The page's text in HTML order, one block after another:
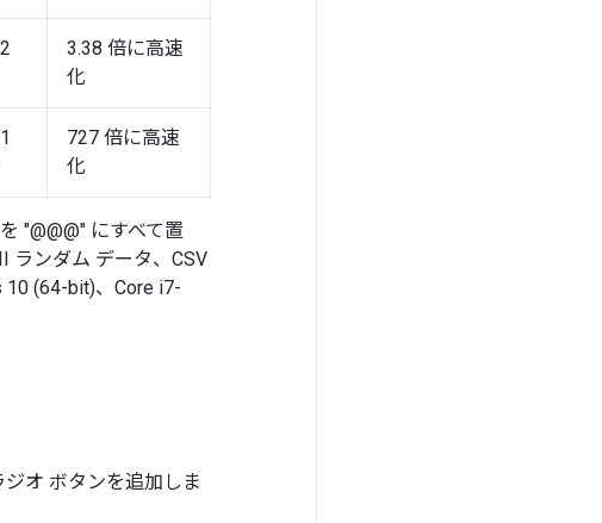
3.38 倍に高速
化
727 倍に高速
化
"@@@" にすべて置
ランダム データ、CSV
10 (64-bit)、Core i7-
オ ボタンを追加しま